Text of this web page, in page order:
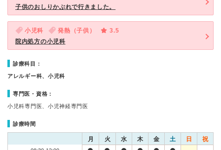
子供のおしりかぶれで行きました。
小児科 発熱（子供）
3.5
院内処方の小児科
診療科目：
アレルギー科、小児科
専門医・資格：
小児科専門医、小児神経専門医
診療時間
月 火 水 木 金 土 日 祝